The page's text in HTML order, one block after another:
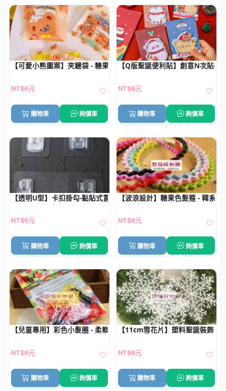
【可愛小熊圖案】夾鏈袋 - 糖果餅乾密封包裝袋
NT$6元
購物車 詢價車
【Q版聖誕便利貼】創意N次貼-
NT$6元
購物車 詢價車
【透明U型】卡扣掛勾-黏貼式置物架
NT$6元
購物車 詢價車
【波浪設計】糖果色髮箍 - 韓系防
NT$6元
購物車 詢價車
【兒童專用】彩色小髮圈 - 柔軟橡皮筋 (1包)
NT$6元
購物車 詢價車
【11cm雪花片】塑料聖誕裝飾 -
NT$6元
購物車 詢價車